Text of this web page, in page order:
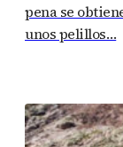
pena se
unos pelillos…